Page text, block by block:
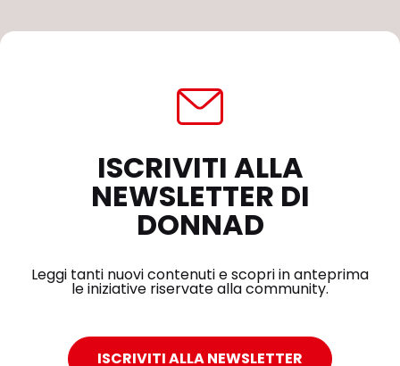
ISCRIVITI ALLA
NEWSLETTER DI
DONNAD
Leggi tanti nuovi contenuti e scopri in anteprima
le iniziative riservate alla community.
ISCRIVITI ALLA NEWSLETTER